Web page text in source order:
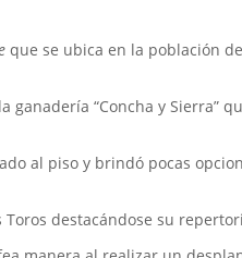
que se ubica en la población
“Concha y Sierra”
al piso y brindó pocas
destacándose su